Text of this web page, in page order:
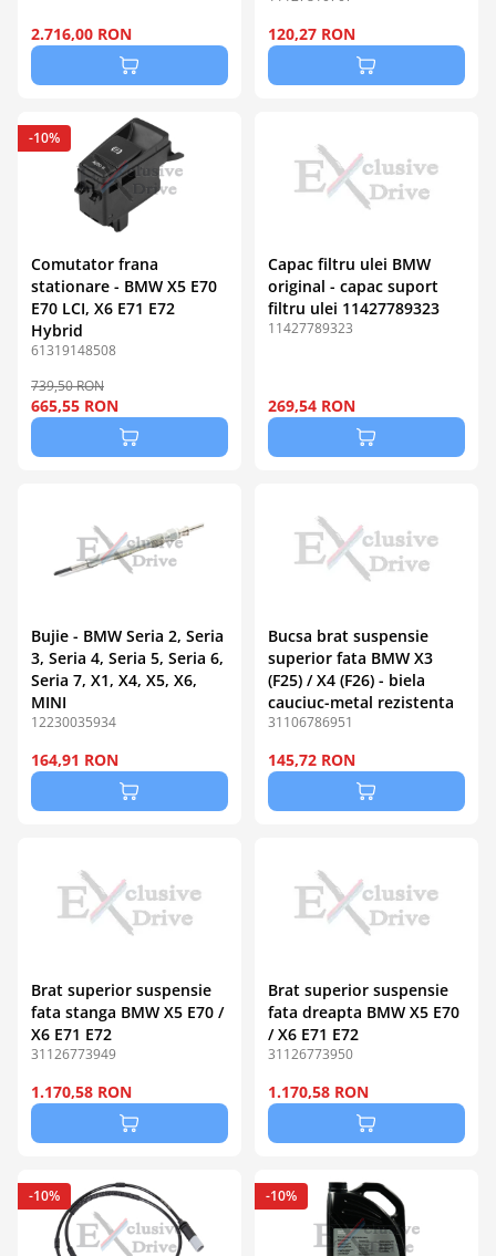
2.716,00 RON 120,27 RON
Comutator frana
stationare - BMW X5 E70
E70 LCI, X6 E71 E72
Hybrid
61319148508
739,50 RON
665,55 RON
-10%
Capac filtru ulei BMW
original - capac suport
filtru ulei 11427789323
11427789323
269,54 RON
Bujie - BMW Seria 2, Seria
3, Seria 4, Seria 5, Seria 6,
Seria 7, X1, X4, X5, X6,
MINI
12230035934
164,91 RON
Bucsa brat suspensie
superior fata BMW X3
(F25) / X4 (F26) - biela
cauciuc-metal rezistenta
31106786951
145,72 RON
Brat superior suspensie
fata stanga BMW X5 E70 /
X6 E71 E72
31126773949
1.170,58 RON
Brat superior suspensie
fata dreapta BMW X5 E70
/ X6 E71 E72
31126773950
1.170,58 RON
-10% -10%